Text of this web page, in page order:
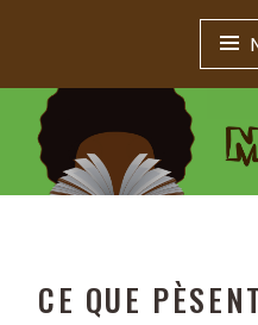
MISTIKRAK !
Littérature jeunesse
CE QUE